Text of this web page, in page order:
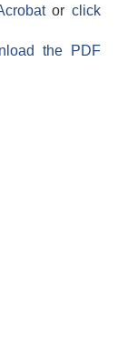
orclick
the PDF